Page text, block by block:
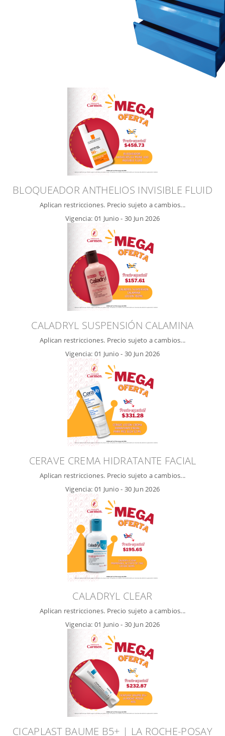
BLOQUEADOR ANTHELIOS INVISIBLE FLUID
Aplican restricciones. Precio sujeto a cambios...
Vigencia: 01 Junio - 30 Jun 2026
CALADRYL SUSPENSIÓN CALAMINA
Aplican restricciones. Precio sujeto a cambios...
Vigencia: 01 Junio - 30 Jun 2026
CERAVE CREMA HIDRATANTE FACIAL
Aplican restricciones. Precio sujeto a cambios...
Vigencia: 01 Junio - 30 Jun 2026
CALADRYL CLEAR
Aplican restricciones. Precio sujeto a cambios...
Vigencia: 01 Junio - 30 Jun 2026
CICAPLAST BAUME B5+ | LA ROCHE-POSAY